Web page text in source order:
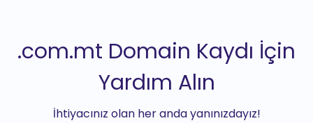
.com.mt Domain Kaydı İçin
Yardım Alın
İhtiyacınız olan her anda yanınızdayız!